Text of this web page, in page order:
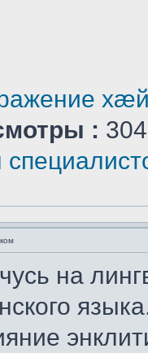
:
на